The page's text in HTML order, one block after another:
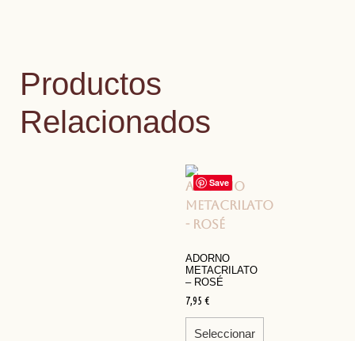
Productos
Relacionados
Save
ADORNO
METACRILATO
– ROSÉ
7,95 €
Seleccionar